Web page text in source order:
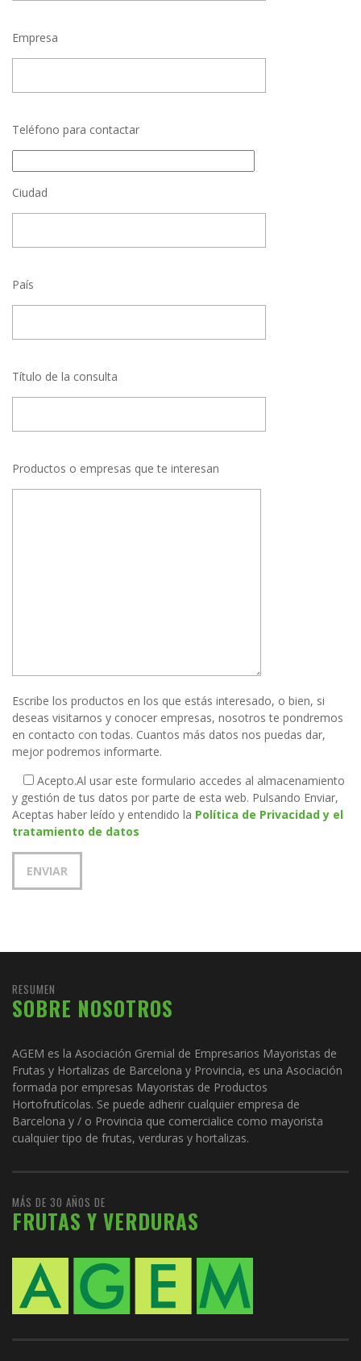
Empresa
Teléfono para contactar
Ciudad
País
Título de la consulta
Productos o empresas que te interesan
Escribe los productos en los que estás interesado, o bien, si
deseas visitarnos y conocer empresas, nosotros te pondremos
en contacto con todas. Cuantos más datos nos puedas dar,
mejor podremos informarte.
Acepto.Al usar este formulario accedes al almacenamiento
y gestión de tus datos por parte de esta web. Pulsando Enviar,
Aceptas haber leído y entendido la Política de Privacidad y el
tratamiento de datos
RESUMEN
SOBRE NOSOTROS
AGEM es la Asociación Gremial de Empresarios Mayoristas de
Frutas y Hortalizas de Barcelona y Provincia, es una Asociación
formada por empresas Mayoristas de Productos
Hortofrutícolas. Se puede adherir cualquier empresa de
Barcelona y / o Provincia que comercialice como mayorista
cualquier tipo de frutas, verduras y hortalizas.
MÁS DE 30 AÑOS DE
FRUTAS Y VERDURAS